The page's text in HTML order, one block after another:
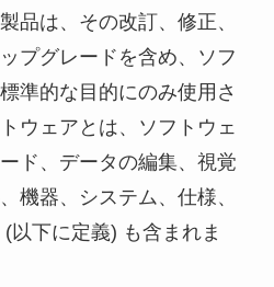
品は、その改訂、修正、
プグレードを含め、ソフ
準的な目的にのみ使用さ
ウェアとは、ソフトウェ
ド、データの編集、視覚
機器、システム、仕様、
以下に定義) も含まれま